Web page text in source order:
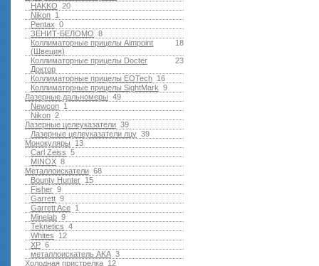
20
HAKKO
1
Nikon
0
Pentax
8
ЗЕНИТ-БЕЛОМО
18
Коллиматорные прицелы Aimpoint
(Швеция)
23
Коллиматорные прицелы Docter
Доктор
16
Коллиматорные прицелы EOTech
9
Коллиматорные прицелы SightMark
49
Лазерные дальномеры
1
Newcon
2
Nikon
39
Лазерные целеуказатели
39
Лазерные целеуказатели лцу
13
Монокуляры
5
Carl Zeiss
8
MINOX
68
Металлоискатели
15
Bounty Hunter
9
Fisher
9
Garrett
1
Garrett Ace
9
Minelab
4
Teknetics
12
Whites
6
XP
3
металлоискатель AKA
12
Холодная пристрелка